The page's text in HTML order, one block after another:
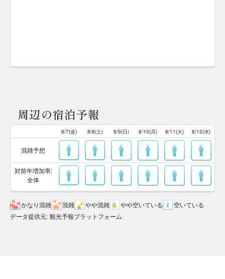
周辺の宿泊予報
8/7(金) 8/8(土) 8/9(日) 8/10(月) 8/11(火) 8/12(水)
混雑予想
対前年増加率:
全体
かなり混雑 混雑 やや混雑 やや空いている
空いている
データ提供元: 観光予報プラットフォーム